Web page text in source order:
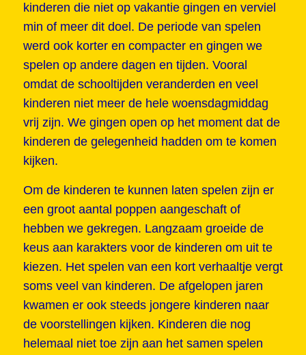
kinderen die niet op vakantie gingen en verviel
min of meer dit doel. De periode van spelen
werd ook korter en compacter en gingen we
spelen op andere dagen en tijden. Vooral
omdat de schooltijden veranderden en veel
kinderen niet meer de hele woensdagmiddag
vrij zijn. We gingen open op het moment dat de
kinderen de gelegenheid hadden om te komen
kijken.
Om de kinderen te kunnen laten spelen zijn er
een groot aantal poppen aangeschaft of
hebben we gekregen. Langzaam groeide de
keus aan karakters voor de kinderen om uit te
kiezen. Het spelen van een kort verhaaltje vergt
soms veel van kinderen. De afgelopen jaren
kwamen er ook steeds jongere kinderen naar
de voorstellingen kijken. Kinderen die nog
helemaal niet toe zijn aan het samen spelen